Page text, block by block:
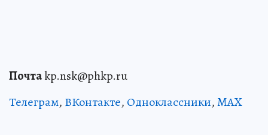
Почтаkp.nsk@phkp.ru
Телеграм, ВКонтакте, Одноклассники,MAX